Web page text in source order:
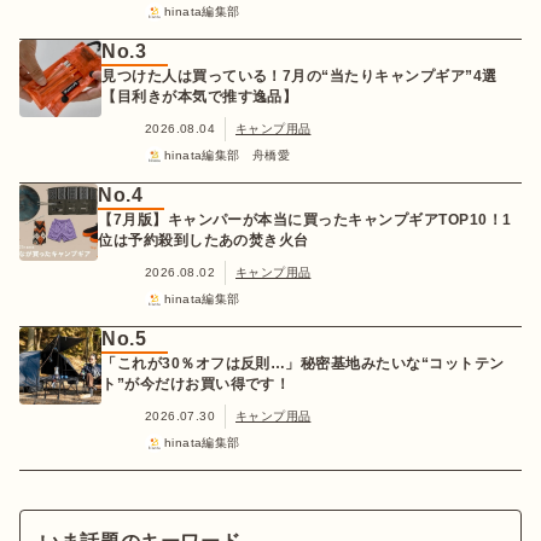
hinata編集部
No.3
見つけた人は買っている！7月の“当たりキャンプギア”4選
【目利きが本気で推す逸品】
2026.08.04
キャンプ用品
hinata編集部 舟橋愛
No.4
【7月版】キャンパーが本当に買ったキャンプギアTOP10！1
位は予約殺到したあの焚き火台
2026.08.02
キャンプ用品
hinata編集部
No.5
「これが30％オフは反則…」秘密基地みたいな“コットテン
ト”が今だけお買い得です！
2026.07.30
キャンプ用品
hinata編集部